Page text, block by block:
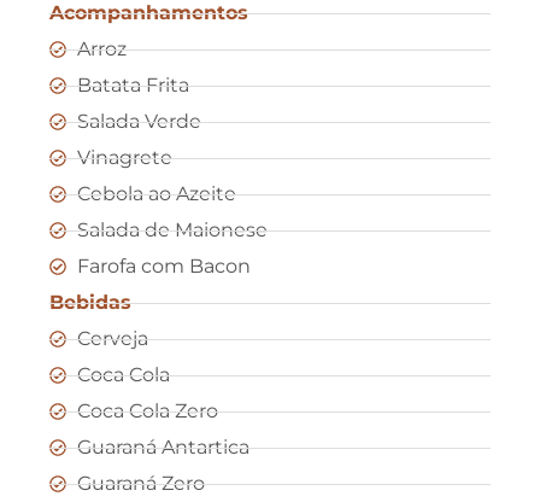
Acompanhamentos
Arroz
Batata Frita
Salada Verde
Vinagrete
Cebola ao Azeite
Salada de Maionese
Farofa com Bacon
Bebidas
Cerveja
Coca Cola
Coca Cola Zero
Guaraná Antartica
Guaraná Zero